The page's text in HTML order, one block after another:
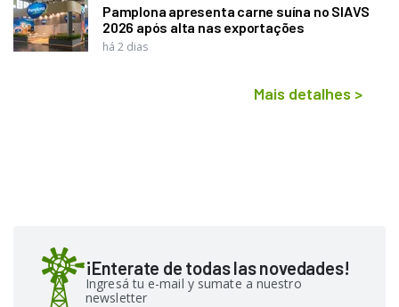
Pamplona apresenta carne suína no SIAVS
2026 após alta nas exportações
há 2 dias
Mais detalhes >
¡Enterate de todas las novedades!
Ingresá tu e-mail y sumate a nuestro
newsletter